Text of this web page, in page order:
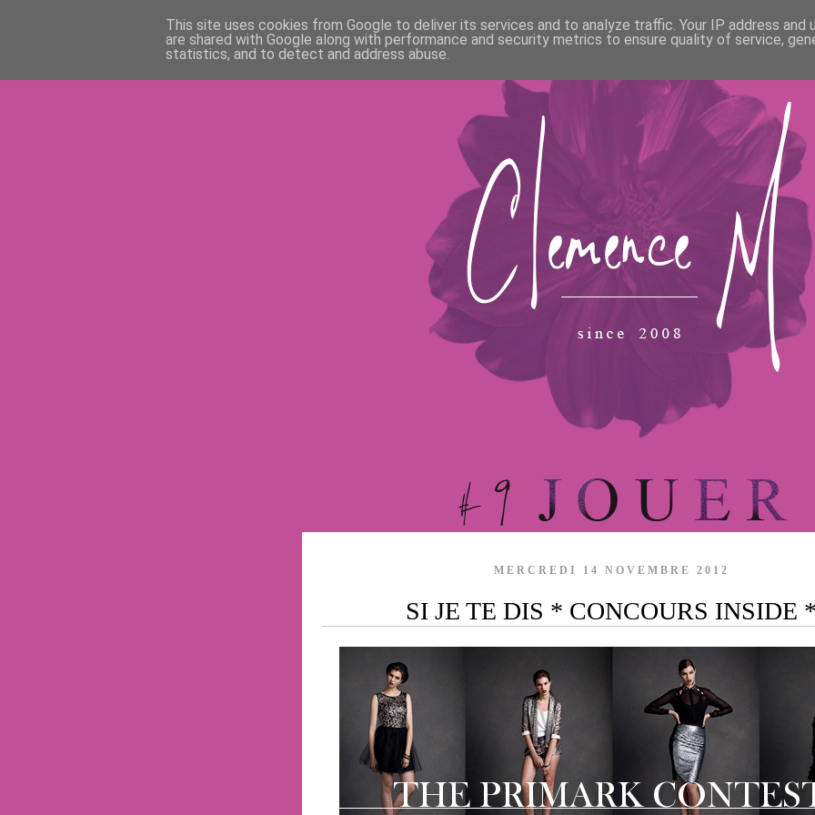
MERCREDI 14 NOVEMBRE 2012
SI JE TE DIS * CONCOURS INSIDE
This site uses cookies from Google to deliver its services and to analyze traffic. Your IP address and
are shared with Google along with performance and security metrics to ensure quality of service,
statistics, and to detect and address abuse.